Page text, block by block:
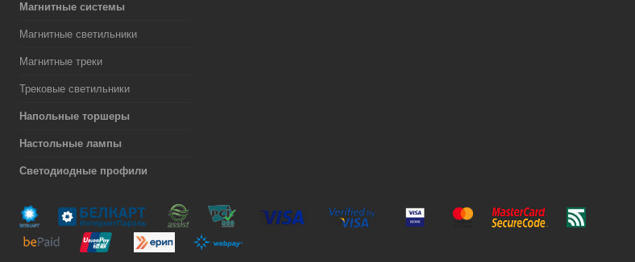
Магнитные системы
Магнитные светильники
Магнитные треки
Трековые светильники
Напольные торшеры
Настольные лампы
Светодиодные профили